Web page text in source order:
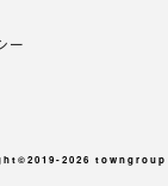
ー
2026